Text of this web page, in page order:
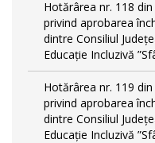
Hotărârea nr. 118
privind aprobarea
dintre Consiliul
Educație Incluzivă
Hotărârea nr. 119
privind aprobarea
dintre Consiliul
Educație Incluzivă